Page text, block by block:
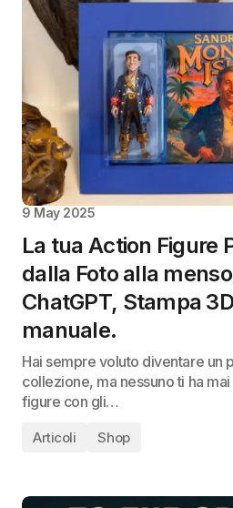
9 May 2025
La tua Action Figure
dalla Foto alla
ChatGPT, Stampa
manuale.
Hai sempre voluto diventare un
collezione, ma nessuno ti ha
figure con gli…
Articoli Shop